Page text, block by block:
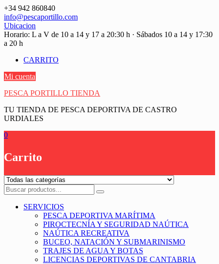
Saltar
contenido
+34 942 860840
info@pescaportillo.com
Ubicacion
Horario: L a V de 10 a 14 y 17 a 20:30 h · Sábados 10 a 14 y 17:30
a 20 h
CARRITO
Mi cuenta
PESCA PORTILLO TIENDA
TU TIENDA DE PESCA DEPORTIVA DE CASTRO
URDIALES
0
Carrito
SERVICIOS
PESCA DEPORTIVA MARÍTIMA
PIROCTECNÍA Y SEGURIDAD NAÚTICA
NAÚTICA RECREATIVA
BUCEO, NATACIÓN Y SUBMARINISMO
TRAJES DE AGUA Y BOTAS
LICENCIAS DEPORTIVAS DE CANTABRIA